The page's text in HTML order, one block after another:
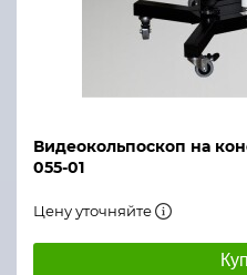
Видеокольпоскоп на
055-01
Цену уточняйте